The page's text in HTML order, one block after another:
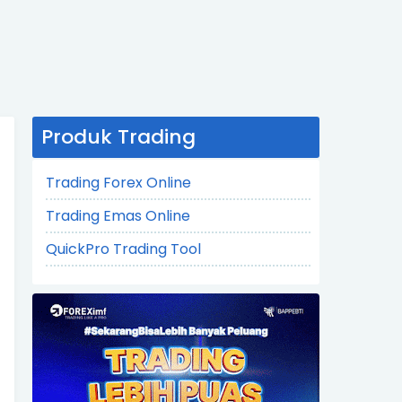
Produk Trading
Trading Forex Online
Trading Emas Online
QuickPro Trading Tool